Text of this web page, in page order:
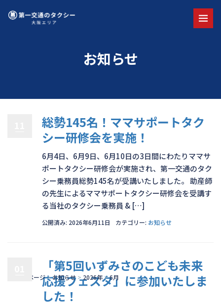
お知らせ
トップページ>お知らせ> 2026年>6月
総勢145名！ママサポートタク
シー研修会を実施！
6月4日、6月9日、6月10日の3日間にわたりママサ
ポートタクシー研修会が実施され、第一交通のタク
シー乗務員総勢145名が受講いたしました。 助産師
の先生によるママサポートタクシー研修会を受講す
る当社のタクシー乗務員 & […]
公開済み: 2026年6月11日 カテゴリー: お知らせ
「第5回いずみさのこども未来
応援フェスタ」に参加いたしま
した！